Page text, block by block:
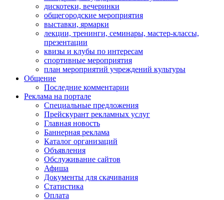
дискотеки, вечеринки
общегородские мероприятия
выставки, ярмарки
лекции, тренинги, семинары, мастер-классы,
презентации
квизы и клубы по интересам
спортивные мероприятия
план мероприятий учреждений культуры
Общение
Последние комментарии
Реклама на портале
Специальные предложения
Прейскурант рекламных услуг
Главная новость
Баннерная реклама
Каталог организаций
Объявления
Обслуживание сайтов
Афиша
Документы для скачивания
Статистика
Оплата